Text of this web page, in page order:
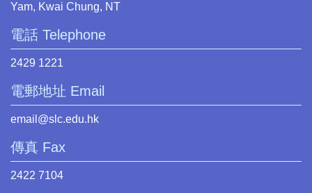
Yam, Kwai Chung, NT
電話 Telephone
2429 1221
電郵地址 Email
email@slc.edu.hk
傳真 Fax
2422 7104